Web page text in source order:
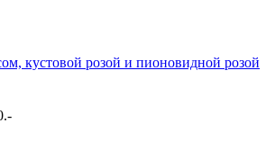
кустовой розой и пионовидной розой
.-